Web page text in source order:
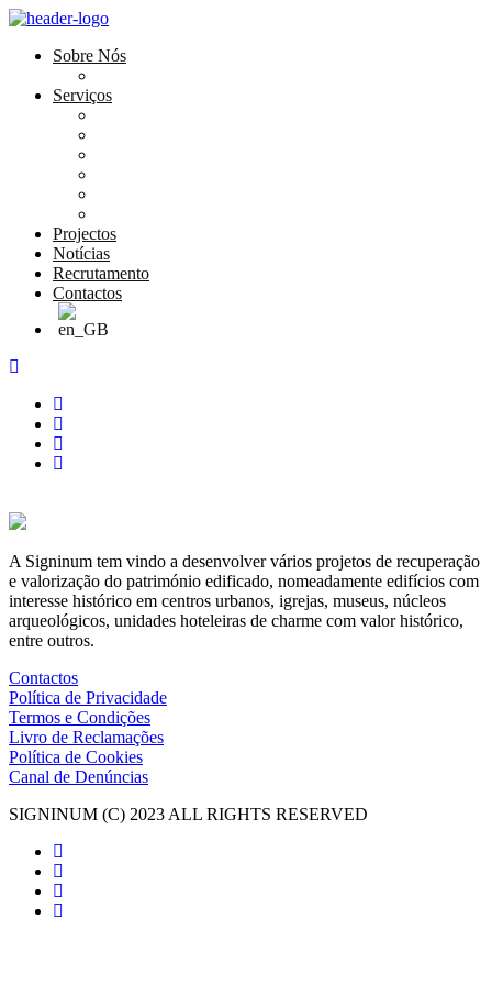
Sobre Nós
Serviços
Projectos
Notícias
Recrutamento
Contactos
A Signinum tem vindo a desenvolver vários projetos de recuperação
e valorização do património edificado, nomeadamente edifícios com
interesse histórico em centros urbanos, igrejas, museus, núcleos
arqueológicos, unidades hoteleiras de charme com valor histórico,
entre outros.
Contactos
Política de Privacidade
Termos e Condições
Livro de Reclamações
Política de Cookies
Canal de Denúncias
SIGNINUM (C) 2023 ALL RIGHTS RESERVED